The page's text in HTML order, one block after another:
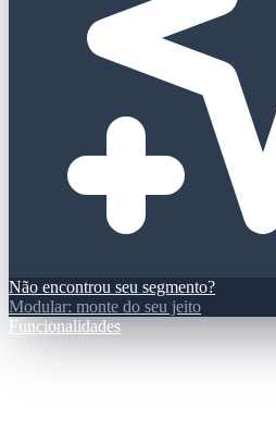
Não encontrou seu segmento?
Modular: monte do seu jeito
Funcionalidades